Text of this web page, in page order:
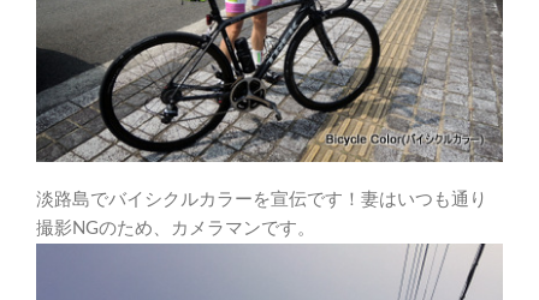
淡路島でバイシクルカラーを宣伝です！妻はいつも通り
撮影NGのため、カメラマンです。